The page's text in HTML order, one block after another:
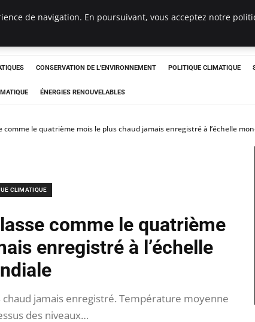
CONSERVATION DE L'ENVIRONNEMENT POLITIQUE CLIMATIQUE
ÉNERGIES RENOUVELABLES
comme le quatrième mois le plus chaud jamais enregistré à l’échelle
CLIMATIQUE
comme le quatrième
enregistré à l’échelle
chaud jamais enregistré. Température moyenne
des niveaux…
de navigation. En poursuivant, vous acceptez notre